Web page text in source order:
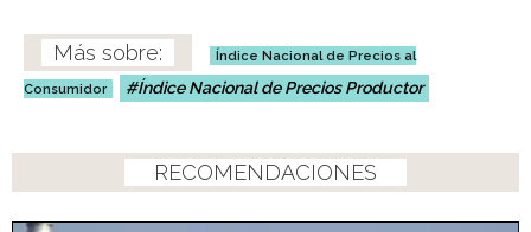
Índice Nacional de Precios al
Consumidor
Índice Nacional de Precios Productor
RECOMENDACIONES